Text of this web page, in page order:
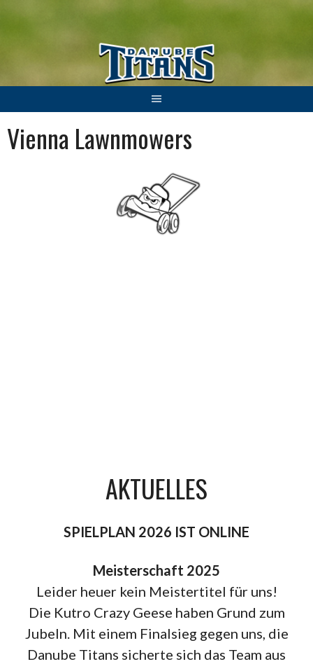
Vienna Lawnmowers
AKTUELLES
SPIELPLAN 2026 IST ONLINE
Meisterschaft 2025
Leider heuer kein Meistertitel für uns!
Die Kutro Crazy Geese haben Grund zum
Jubeln. Mit einem Finalsieg gegen uns, die
Danube Titans sicherte sich das Team aus